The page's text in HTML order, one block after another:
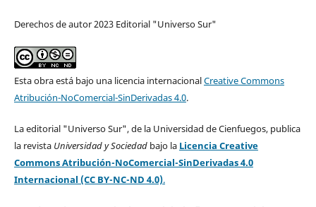
Derechos de autor 2023 Editorial "Universo Sur"
Esta obra está bajo una licencia internacionalCreative Commons
Atribución-NoComercial-SinDerivadas 4.0.
La editorial "Universo Sur", de la Universidad de Cienfuegos, publica
la revista Universidad y Sociedad bajo la Licencia Creative
Commons Atribución-NoComercial-SinDerivadas 4.0
Internacional (CC BY-NC-ND 4.0).